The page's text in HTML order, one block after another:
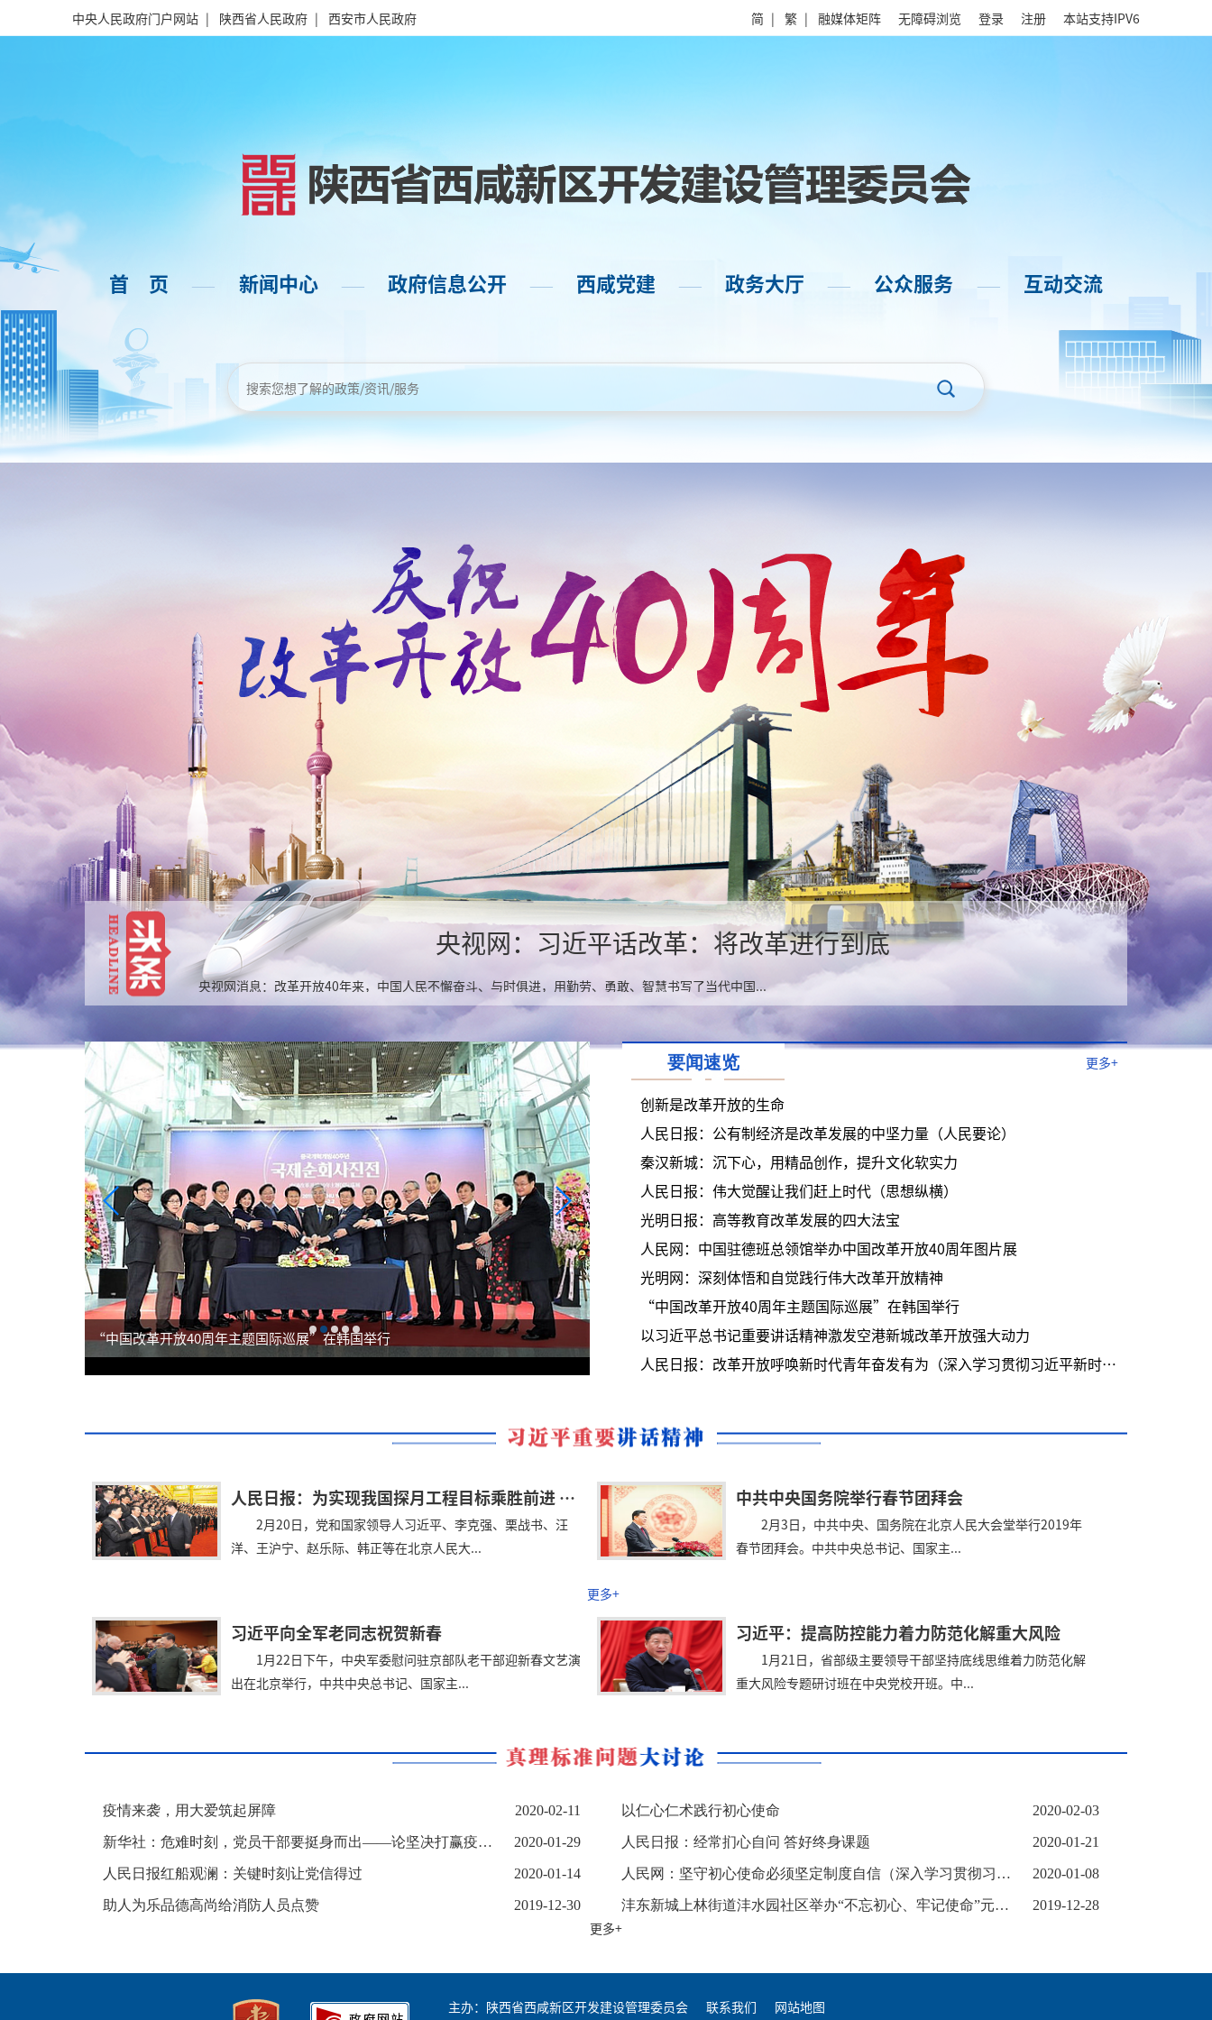
中央人民政府门户网站 | 陕西省人民政府 | 西安市人民政府 简 | 繁 | 融媒体矩阵 无障碍浏览 登录 注册 本站支持IPV6
首 页 —— 新闻中心 —— 政府信息公开 —— 西咸党建 —— 政务大厅 —— 公众服务 —— 互动交流
央视网：习近平话改革：将改革进行到底
央视网消息：改革开放40年来，中国人民不懈奋斗、与时俱进，用勤劳、勇敢、智慧书写了当代中国...
“中国改革开放40周年主题国际巡展”在韩国举行 以习近平总书记重要讲话精神激发空港新城改革开放强大动力
要闻速览 更多+
创新是改革开放的生命
人民日报：公有制经济是改革发展的中坚力量（人民要论）
秦汉新城：沉下心，用精品创作，提升文化软实力
人民日报：伟大觉醒让我们赶上时代（思想纵横）
光明日报：高等教育改革发展的四大法宝
人民网：中国驻德班总领馆举办中国改革开放40周年图片展
光明网：深刻体悟和自觉践行伟大改革开放精神
“中国改革开放40周年主题国际巡展”在韩国举行
以习近平总书记重要讲话精神激发空港新城改革开放强大动力
人民日报：改革开放呼唤新时代青年奋发有为（深入学习贯彻习近平新时代中国特色社会主义思想）
人民日报：为实现我国探月工程目标乘胜前进 为推动世界航天事业发展继续努力
2月20日，党和国家领导人习近平、李克强、栗战书、汪
洋、王沪宁、赵乐际、韩正等在北京人民大...
中共中央国务院举行春节团拜会
2月3日，中共中央、国务院在北京人民大会堂举行2019年
春节团拜会。中共中央总书记、国家主...
更多+
习近平向全军老同志祝贺新春
1月22日下午，中央军委慰问驻京部队老干部迎新春文艺演
出在北京举行，中共中央总书记、国家主...
习近平：提高防控能力着力防范化解重大风险
1月21日，省部级主要领导干部坚持底线思维着力防范化解
重大风险专题研讨班在中央党校开班。中...
2020-02-11
疫情来袭，用大爱筑起屏障 2020-02-03
以仁心仁术践行初心使命
2020-01-29
新华社：危难时刻，党员干部要挺身而出——论坚决打赢疫情防控阻击战 2020-01-21
人民日报：经常扪心自问 答好终身课题
2020-01-14
人民日报红船观澜：关键时刻让党信得过 2020-01-08
人民网：坚守初心使命必须坚定制度自信（深入学习贯彻习近平新时代中国特色社会主义思想）
2019-12-30
助人为乐品德高尚给消防人员点赞 2019-12-28
沣东新城上林街道沣水园社区举办“不忘初心、牢记使命”元旦文艺演出
更多+
主办：陕西省西咸新区开发建设管理委员会 联系我们 网站地图